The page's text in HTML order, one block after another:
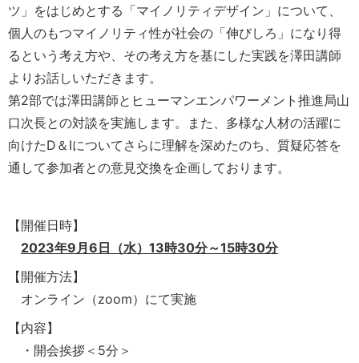
ツ」をはじめとする「マイノリティデザイン」について、
個人のもつマイノリティ性が社会の「伸びしろ」になり得
るという考え方や、その考え方を基にした実践を澤田講師
よりお話しいただきます。
第2部では澤田講師とヒューマンエンパワーメント推進局山
口次長との対談を実施します。また、多様な人材の活躍に
向けたD＆Iについてさらに理解を深めたのち、質疑応答を
通して参加者との意見交換を企画しております。
【開催日時】
2023年9月6日（水）13時30分～15時30分
【開催方法】
オンライン（zoom）にて実施
【内容】
・開会挨拶＜5分＞